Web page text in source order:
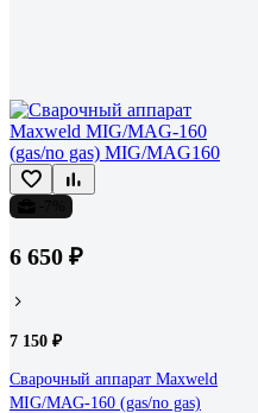
6 650 ₽
7 150 ₽
Сварочный аппарат Maxweld
MIG/MAG-160 (gas/no gas)